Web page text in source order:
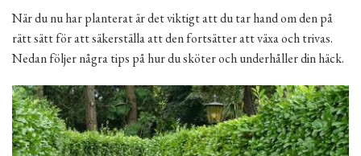
När du nu har planterat är det viktigt att du tar hand om den på
rätt sätt för att säkerställa att den fortsätter att växa och trivas.
Nedan följer några tips på hur du sköter och underhåller din häck.